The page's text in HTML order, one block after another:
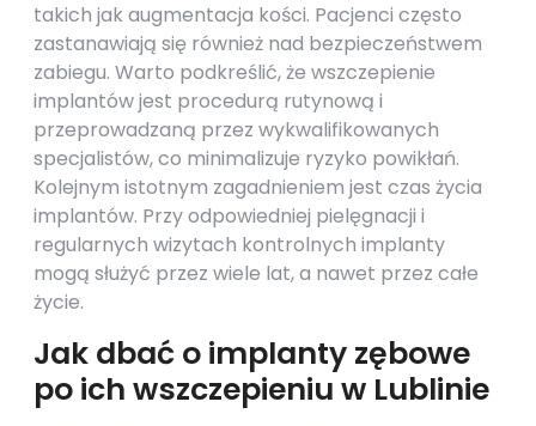
takich jak augmentacja kości. Pacjenci często
zastanawiają się również nad bezpieczeństwem
zabiegu. Warto podkreślić, że wszczepienie
implantów jest procedurą rutynową i
przeprowadzaną przez wykwalifikowanych
specjalistów, co minimalizuje ryzyko powikłań.
Kolejnym istotnym zagadnieniem jest czas życia
implantów. Przy odpowiedniej pielęgnacji i
regularnych wizytach kontrolnych implanty
mogą służyć przez wiele lat, a nawet przez całe
życie.
Jak dbać o implanty zębowe
po ich wszczepieniu w Lublinie